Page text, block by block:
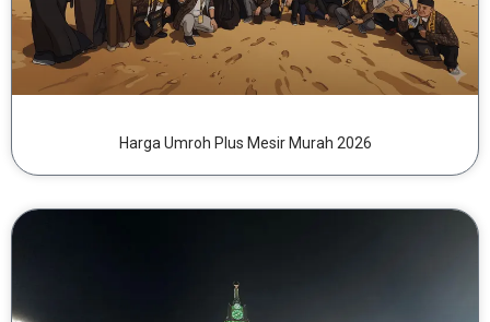
Harga Umroh Plus Mesir Murah 2026